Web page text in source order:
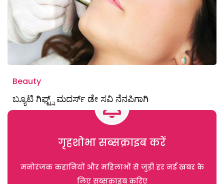
Beauty
ಬ್ಯೂಟಿ ಗಿಫ್ಟ್ಸ್ ಮದರ್ಸ್‌ ಡೇ ಸವಿ ನೆನಪಿಗಾಗಿ
गृहशोभा सब्सक्राइब करें
मनोरंजक कहानियों और महिलाओं से जुड़ी हर नई खबर के
लिए सब्सक्राइब करिए